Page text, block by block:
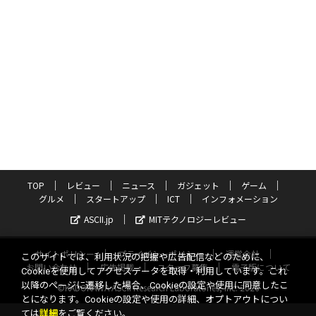
TOP レビュー ニュース ガジェット
ゲーム
グルメ
スタートアップ ICT
インフォメーション
ASCII.jp
MITテクノロジーレビュー
サイトポリシー プライバシーポリシー
運営会社
お問い合わせ
広告掲載 スタッフ募集
電子版について
©KADOKAWA ASCII Research Laboratories, Inc. 2026
このサイトでは、利用状況の把握や広告配信などのために、
Cookieを使用してアクセスデータを取得・利用しています。これ
以降のページに遷移した場合、Cookieの設定や使用に同意したこ
とになります。Cookieの設定や使用の詳細、オプトアウトについ
ては詳細 をご覧ください。